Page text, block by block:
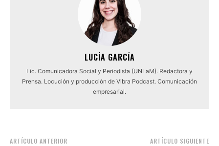
LUCÍA GARCÍA
Lic. Comunicadora Social y Periodista (UNLaM). Redactora y
Prensa. Locución y producción de Vibra Podcast. Comunicación
empresarial.
ARTÍCULO ANTERIOR ARTÍCULO SIGUIENTE